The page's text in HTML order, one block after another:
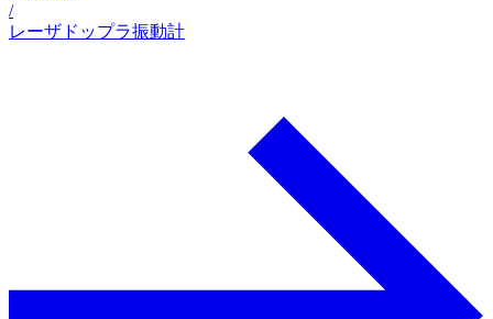
/
レーザドップラ振動計